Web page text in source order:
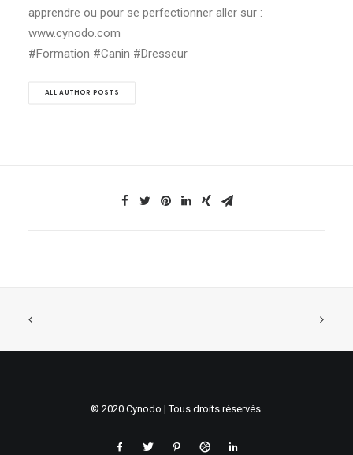
apprendre ou pour se perfectionner aller sur :
www.cynodo.com
#Formation #Canin #Dresseur
ALL AUTHOR POSTS
© 2020 Cynodo | Tous droits réservés.